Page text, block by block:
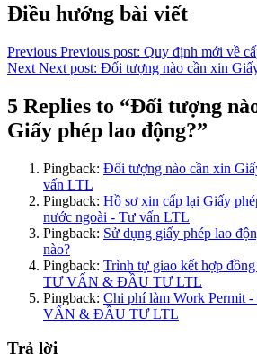
Điều hướng bài viết
Previous Previous post: Quy định mới về
Next Next post: Đối tượng nào cần xin
5 Replies to “Đối tượng
Giấy phép lao động?”
Pingback: Đối tượng nào cần xin
vấn LTL
Pingback: Hồ sơ xin cấp lại Giấy
nước ngoài - Tư vấn LTL
Pingback: Sử dụng giấy phép lao
nào?
Pingback: Trình tự giao kết hợp
TƯ VẤN & ĐẦU TƯ LTL
Pingback: Chi phí làm Work Permit
VẤN & ĐẦU TƯ LTL
Trả lời